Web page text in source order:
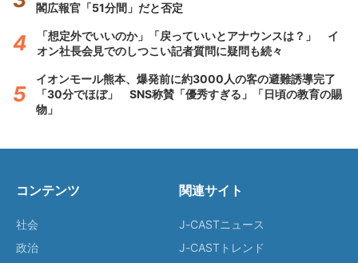
閣広報官「51分間」だと否定
「想定外でいいのか」「戻っていいとアナウンスは？」 イ
オン社長会見でのしつこい記者質問に疑問も続々
イオンモール熊本、爆発前に約3000人の客の避難誘導完了
「30分でほぼ」 SNS称賛「優秀すぎる」「日頃の教育の賜
物」
コンテンツ
社会
政治
関連サイト
J-CASTニュース
J-CASTトレンド